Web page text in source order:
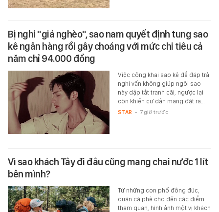
Bị nghi "giả nghèo", sao nam quyết định tung sao
kê ngân hàng rồi gây choáng với mức chi tiêu cả
năm chỉ 94.000 đồng
Việc công khai sao kê để đáp trả
nghi vấn không giúp ngôi sao
này dập tắt tranh cãi, ngược lại
còn khiến cư dân mạng đặt ra…
STAR - 7 giờ trước
Vì sao khách Tây đi đâu cũng mang chai nước 1 lít
bên mình?
Từ những con phố đông đúc,
quán cà phê cho đến các điểm
tham quan, hình ảnh một vị khách